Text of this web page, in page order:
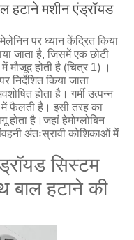
हटाने मशीन एंड्रॉयड
पर ध्यान केंद्रित किया
जाता है, जिसमें एक छोटी
मौजूद होती है (चित्र 1) ।
किया जाता
होता है। गर्मी उत्पन्न
फैलती है। इसी तरह का
होता है।जहां हेमोग्लोबिन
अंतःस्रावी कोशिकाओं में
सिस्टम
बाल हटाने की